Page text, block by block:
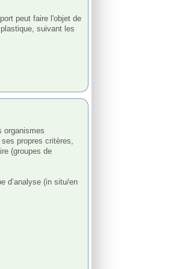
peut faire l'objet de
suivant les
propres critères,
(groupes de
d’analyse (in situ/en